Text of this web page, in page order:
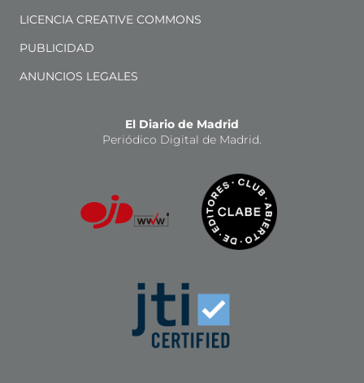
LICENCIA CREATIVE COMMONS
PUBLICIDAD
ANUNCIOS LEGALES
El Diario de Madrid
Periódico Digital de Madrid.